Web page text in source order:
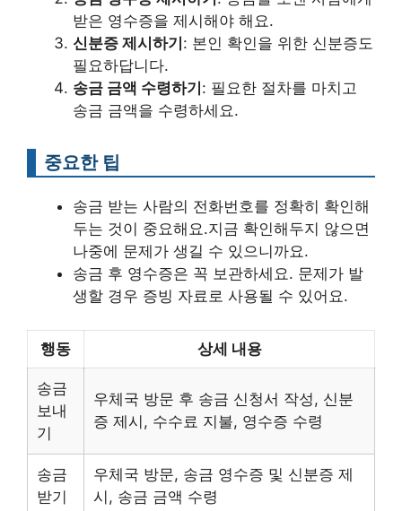
받은 영수증을 제시해야 해요.
신분증 제시하기: 본인 확인을 위한 신분증도
필요하답니다.
송금 금액 수령하기: 필요한 절차를 마치고
송금 금액을 수령하세요.
중요한 팁
송금 받는 사람의 전화번호를 정확히 확인해
두는 것이 중요해요.지금 확인해두지 않으면
나중에 문제가 생길 수 있으니까요.
송금 후 영수증은 꼭 보관하세요. 문제가 발
생할 경우 증빙 자료로 사용될 수 있어요.
행동 상세 내용
송금
보내
기
우체국 방문 후 송금 신청서 작성, 신분
증 제시, 수수료 지불, 영수증 수령
송금
받기
우체국 방문, 송금 영수증 및 신분증 제
시, 송금 금액 수령